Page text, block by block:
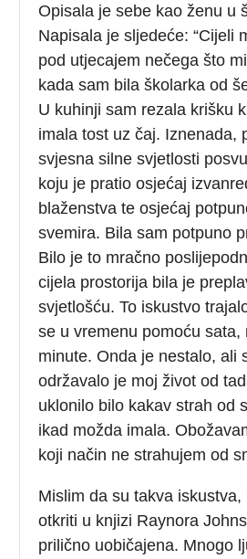
Opisala je sebe kao ženu u
Napisala je sljedeće: “Cijeli
pod utjecajem nečega što
kada sam bila školarka od
U kuhinji sam rezala krišku
imala tost uz čaj. Iznenada,
svjesna silne svjetlosti
koju je pratio osjećaj
blaženstva te osjećaj
svemira. Bila sam potpuno
Bilo je to mračno
cijela prostorija bila je
svjetlošću. To iskustvo
se u vremenu pomoću sata,
minute. Onda je nestalo, ali
održavalo je moj život od
uklonilo bilo kakav strah od
ikad možda imala.
koji način ne strahujem od
Mislim da su takva
otkriti u knjizi Raynora
prilično uobičajena. Mnogo